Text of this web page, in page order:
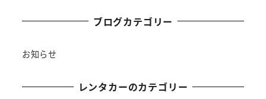
ブログカテゴリー
お知らせ
レンタカーのカテゴリー